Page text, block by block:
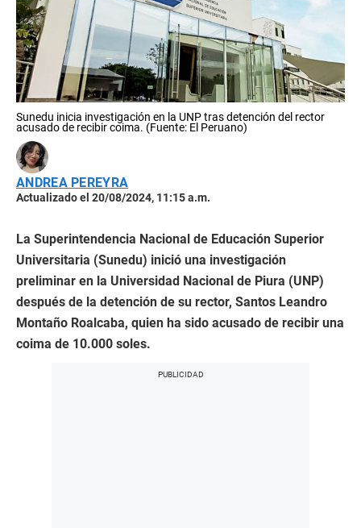
Sunedu inicia investigación en la UNP tras detención del rector
acusado de recibir coima. (Fuente: El Peruano)
ANDREA PEREYRA
Actualizado el 20/08/2024, 11:15 a.m.
La Superintendencia Nacional de Educación Superior
Universitaria (Sunedu) inició una investigación
preliminar en la Universidad Nacional de Piura (UNP)
después de la detención de su rector, Santos Leandro
Montaño Roalcaba, quien ha sido acusado de recibir una
coima de 10.000 soles.